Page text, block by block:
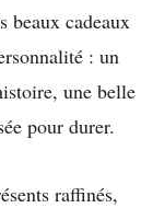
beaux cadeaux
: un
une belle
pour durer.
raffinés,